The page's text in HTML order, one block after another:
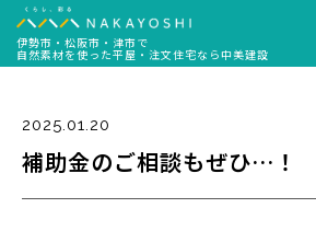
伊勢市・松阪市・津市で
自然素材を使った平屋・注文住宅なら中美建設
2025.01.20
補助金のご相談もぜひ…！